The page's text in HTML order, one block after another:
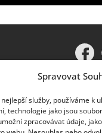
Spravovat
služby, používáme k
technologie jako jsou
zpracovávat údaje,